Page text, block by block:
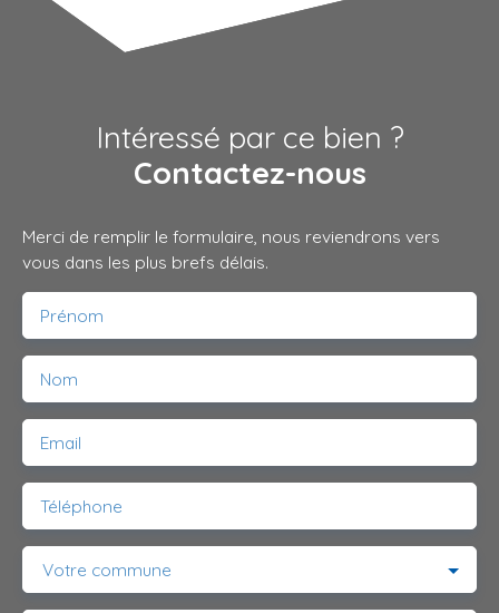
Intéressé par ce bien ?
Contactez-nous
Merci de remplir le formulaire, nous reviendrons vers
vous dans les plus brefs délais.
Prénom
Nom
Email
Téléphone
Votre commune